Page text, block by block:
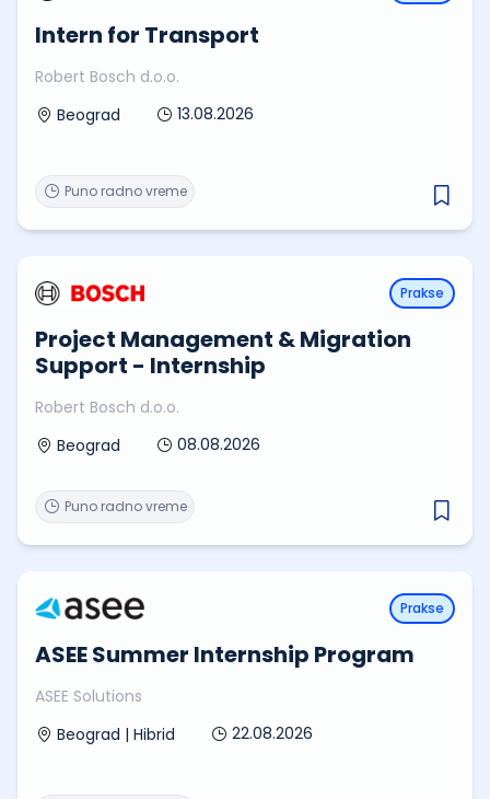
Intern for Transport
Robert Bosch d.o.o.
Beograd
13.08.2026
Puno radno vreme
Prakse
Project Management & Migration
Support - Internship
Robert Bosch d.o.o.
Beograd
08.08.2026
Puno radno vreme
Prakse
ASEE Summer Internship Program
ASEE Solutions
Beograd | Hibrid
22.08.2026